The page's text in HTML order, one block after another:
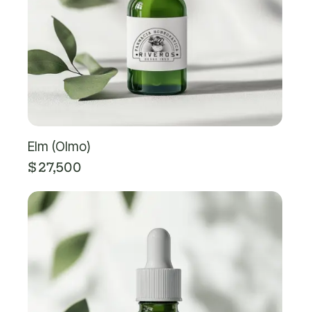
Elm (Olmo)
$27,500